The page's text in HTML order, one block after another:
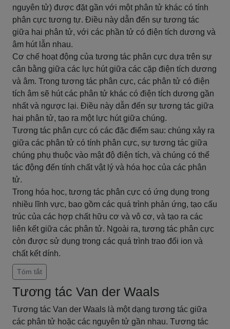
nguyên tử) được đặt gần với một phân tử khác có tính
phân cực tương tự. Điều này dẫn đến sự tương tác
giữa hai phân tử, với các phần tử có điện tích dương và
âm hút lẫn nhau.
Cơ chế hoạt động của tương tác phân cực dựa trên sự
cân bằng giữa các lực hút giữa các cặp điện tích dương
và âm. Trong tương tác phân cực, các phân tử có điện
tích âm sẽ hút các phân tử khác có điện tích dương gần
nhất và ngược lại. Điều này dẫn đến sự tương tác giữa
hai phân tử, tạo ra một lực hút giữa chúng.
Tương tác phân cực có các đặc điểm sau: chúng xảy ra
giữa các phân tử có tính phân cực, sự tương tác giữa
chúng phụ thuộc vào mật độ điện tích, và chúng có thể
tác động đến tính chất vật lý và hóa học của các phân
tử.
Trong hóa học, tương tác phân cực có ứng dụng trong
nhiều lĩnh vực, bao gồm các quá trình phản ứng, tạo cấu
trúc của các hợp chất hữu cơ và vô cơ, và tạo ra các
liên kết giữa các phân tử. Ngoài ra, tương tác phân cực
còn được sử dụng trong các quá trình trao đổi ion và
chất kết dính.
Tóm tắt
Tương tác Van der Waals
Tương tác Van der Waals là một dạng tương tác giữa
các phân tử hoặc các nguyên tử gần nhau. Tương tác